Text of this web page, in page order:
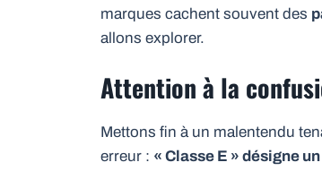
marques cachent souvent des
allons explorer.
Attention à la
Mettons fin à un malentendu
erreur : « Classe E » désigne